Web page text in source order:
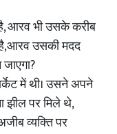
आरव भी उसके करीब
उसकी मदद
में थी। उसने अपने
पर मिले थे,
व्यक्ति पर